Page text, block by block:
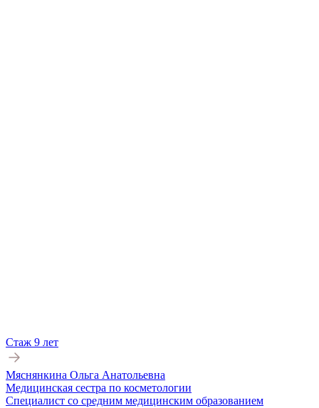
Стаж 9 лет
Мяснянкина Ольга Анатольевна
Медицинская сестра по косметологии
Специалист со средним медицинским образованием